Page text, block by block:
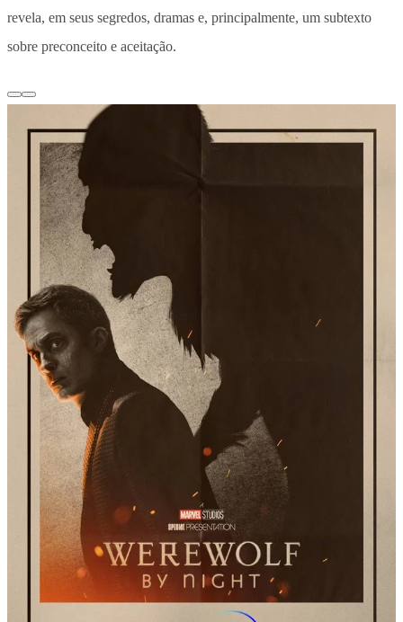
revela, em seus segredos, dramas e, principalmente, um subtexto
sobre preconceito e aceitação.